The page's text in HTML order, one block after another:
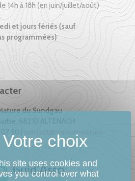
14h à 18h (en juin/juillet/août)
et jours fériés (sauf
programmées)
du Sundgau
68210 ALTENACH
50 |
site uses cookies and
you control over what